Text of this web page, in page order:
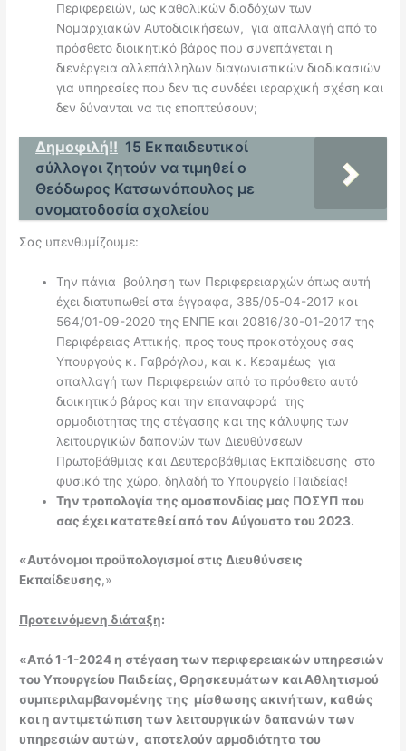
Περιφερειών, ως καθολικών διαδόχων των
Νομαρχιακών Αυτοδιοικήσεων, για απαλλαγή από το
πρόσθετο διοικητικό βάρος που συνεπάγεται η
διενέργεια αλλεπάλληλων διαγωνιστικών διαδικασιών
για υπηρεσίες που δεν τις συνδέει ιεραρχική σχέση και
δεν δύνανται να τις εποπτεύσουν;
Δημοφιλή!! 15 Εκπαιδευτικοί
σύλλογοι ζητούν να τιμηθεί ο
Θεόδωρος Κατσωνόπουλος με
ονοματοδοσία σχολείου
Σας υπενθυμίζουμε:
Την πάγια βούληση των Περιφερειαρχών όπως αυτή
έχει διατυπωθεί στα έγγραφα, 385/05-04-2017 και
564/01-09-2020 της ΕΝΠΕ και 20816/30-01-2017 της
Περιφέρειας Αττικής, προς τους προκατόχους σας
Υπουργούς κ. Γαβρόγλου, και κ. Κεραμέως για
απαλλαγή των Περιφερειών από το πρόσθετο αυτό
διοικητικό βάρος και την επαναφορά της
αρμοδιότητας της στέγασης και της κάλυψης των
λειτουργικών δαπανών των Διευθύνσεων
Πρωτοβάθμιας και Δευτεροβάθμιας Εκπαίδευσης στο
φυσικό της χώρο, δηλαδή το Υπουργείο Παιδείας!
Την τροπολογία της ομοσπονδίας μας ΠΟΣΥΠ που
σας έχει κατατεθεί από τον Αύγουστο του 2023.
«Αυτόνομοι προϋπολογισμοί στις Διευθύνσεις
Εκπαίδευσης,»
Προτεινόμενη διάταξη:
«Από 1-1-2024 η στέγαση των περιφερειακών υπηρεσιών
του Υπουργείου Παιδείας, Θρησκευμάτων και Αθλητισμού
συμπεριλαμβανομένης της μίσθωσης ακινήτων, καθώς
και η αντιμετώπιση των λειτουργικών δαπανών των
υπηρεσιών αυτών, αποτελούν αρμοδιότητα του